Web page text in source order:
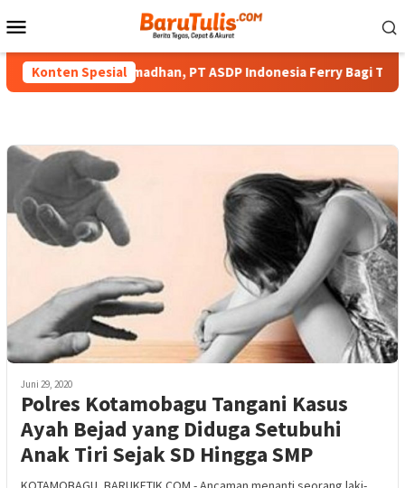
ke
Mobile
Konten Spesial
di Bulan Ramadhan, PT ASDP Indonesia Ferry Bagi Takjil Ke
Juni 29, 2020
Polres Kotamobagu Tangani Kasus
Ayah Bejad yang Diduga Setubuhi
Anak Tiri Sejak SD Hingga SMP